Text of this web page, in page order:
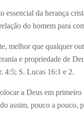
essencial da herança
do homem para
melhor que qualquer
e propriedade de
4:5; S. Lucas 16:1 e 2.
a Deus em
assim, pouco a pouco,